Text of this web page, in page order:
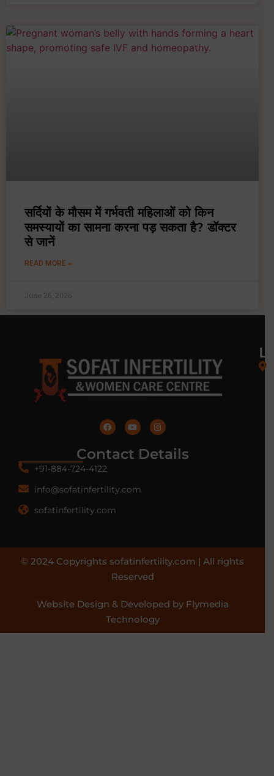
सर्दियों के मौसम में गर्भवती महिलाओं को किन
समस्यायों का सामना करना पड़ सकता है? डॉक्टर
से जानें
READ MORE »
June 26, 2026
Contact Details
+91-884-724-4122
info@sofatinfertility.com
sofatinfertility.com
© 2024 Copyrights sofatinfertility.com | All rights
Reserved
Website Design & Developed by Flymedia
Technology